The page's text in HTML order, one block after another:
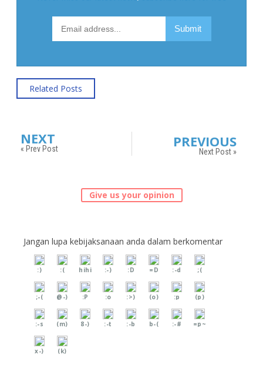
Related Posts
NEXT
« Prev Post PREVIOUS
Next Post »
Give us your opinion
Jangan lupa kebijaksanaan anda dalam berkomentar
:) :( hihi :-) :D =D :-d ;(
;-( @-) :P :o :>) (o) :p (p)
:-s (m) 8-) :-t :-b b-( :-# =p~
x-) (k)